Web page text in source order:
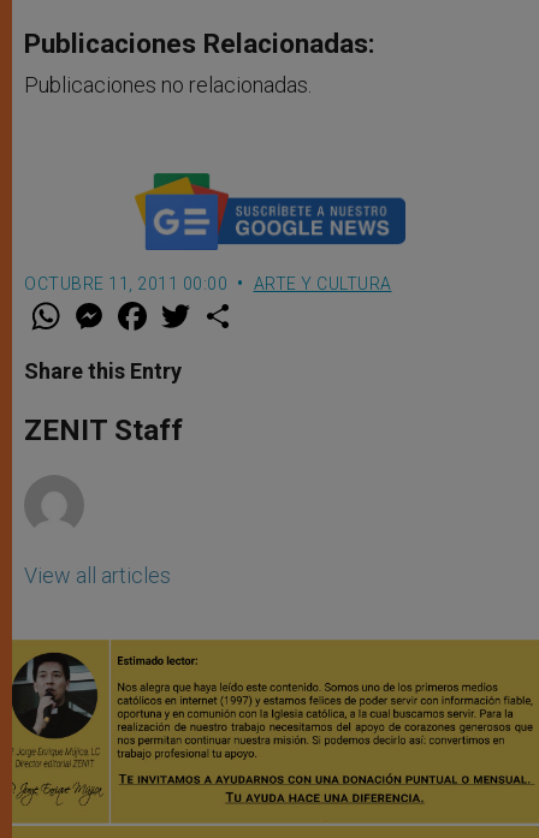
Publicaciones Relacionadas:
Publicaciones no relacionadas.
OCTUBRE 11, 2011 00:00 ARTE Y CULTURA
W
t
s
p
p
M
e
s
e
g
e
F
a
e
b
o
k
w
Share this Entry
ZENIT Staff
View all articles